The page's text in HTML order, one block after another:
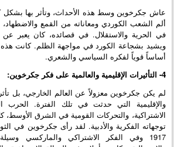
عاش جكرخوين وسط هذه الأحداث، وتأثر بها بشكل
ألم الشعب الكوردي ومعاناته من القمع والاضطهاد،
في الحرية والاستقلال. في قصائده، كان يعبر عن
ويشيد بشجاعة الكورد في مواجهة الظلم. كانت
أساساً قوياً لفكره السياسي والشعري.
4- التأثيرات الإقليمية والعالمية على فكر جكرخوين:
لم يكن جكرخوين معزولاً عن العالم الخارجي، بل
والإقليمية التي حدثت في تلك الفترة. الحرب
الاشتراكية، والتحركات القومية في الشرق
توجهاته الفكرية والأدبية. لقد رأى جكرخوين في
1917 وفي الفكر الاشتراكي والماركسي